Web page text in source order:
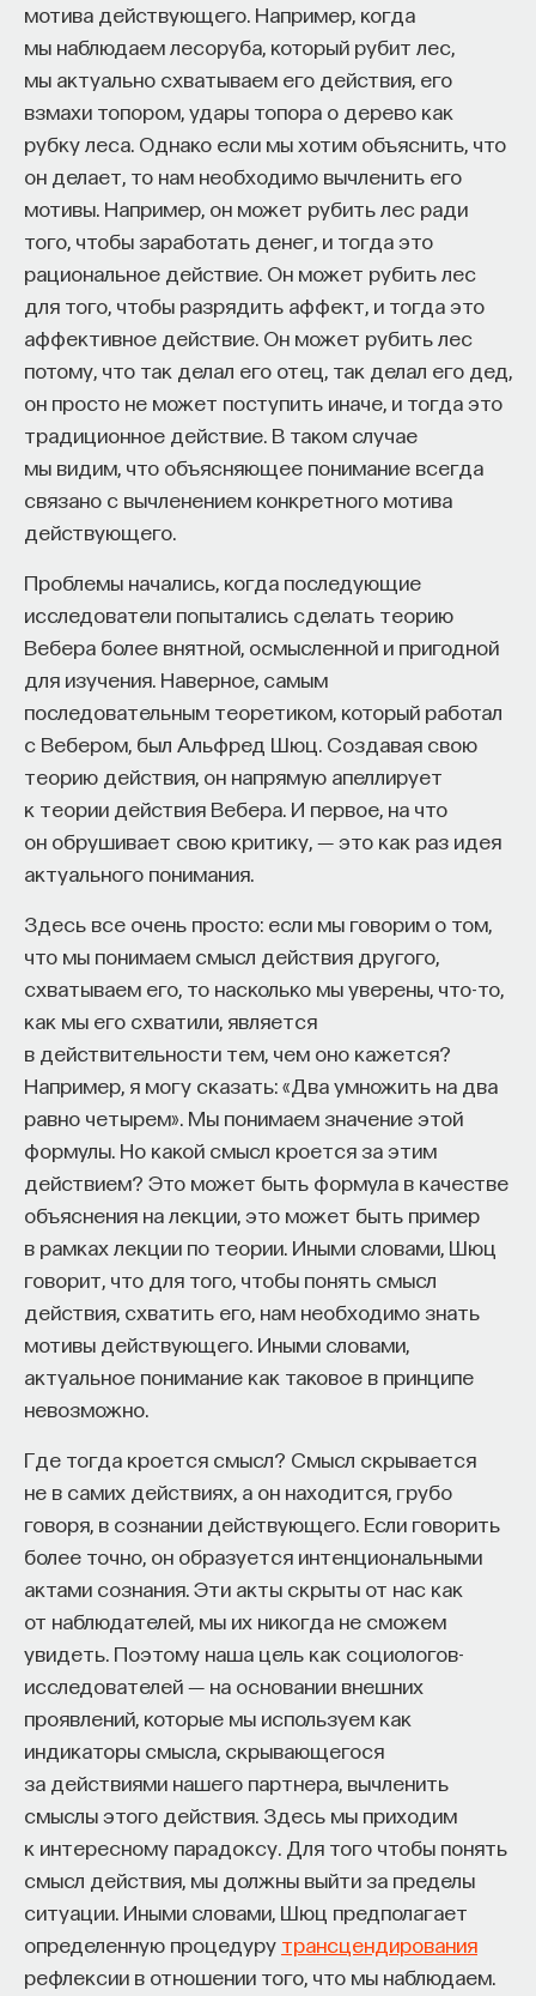
мотива действующего. Например, когда
мы наблюдаем лесоруба, который рубит лес,
мы актуально схватываем его действия, его
взмахи топором, удары топора о дерево как
рубку леса. Однако если мы хотим объяснить, что
он делает, то нам необходимо вычленить его
мотивы. Например, он может рубить лес ради
того, чтобы заработать денег, и тогда это
рациональное действие. Он может рубить лес
для того, чтобы разрядить аффект, и тогда это
аффективное действие. Он может рубить лес
потому, что так делал его отец, так делал его дед,
он просто не может поступить иначе, и тогда это
традиционное действие. В таком случае
мы видим, что объясняющее понимание всегда
связано с вычленением конкретного мотива
действующего.
Проблемы начались, когда последующие
исследователи попытались сделать теорию
Вебера более внятной, осмысленной и пригодной
для изучения. Наверное, самым
последовательным теоретиком, который работал
с Вебером, был Альфред Шюц. Создавая свою
теорию действия, он напрямую апеллирует
к теории действия Вебера. И первое, на что
он обрушивает свою критику, ― это как раз идея
актуального понимания.
Здесь все очень просто: если мы говорим о том,
что мы понимаем смысл действия другого,
схватываем его, то насколько мы уверены, что-то,
как мы его схватили, является
в действительности тем, чем оно кажется?
Например, я могу сказать: «Два умножить на два
равно четырем». Мы понимаем значение этой
формулы. Но какой смысл кроется за этим
действием? Это может быть формула в качестве
объяснения на лекции, это может быть пример
в рамках лекции по теории. Иными словами, Шюц
говорит, что для того, чтобы понять смысл
действия, схватить его, нам необходимо знать
мотивы действующего. Иными словами,
актуальное понимание как таковое в принципе
невозможно.
Где тогда кроется смысл? Смысл скрывается
не в самих действиях, а он находится, грубо
говоря, в сознании действующего. Если говорить
более точно, он образуется интенциональными
актами сознания. Эти акты скрыты от нас как
от наблюдателей, мы их никогда не сможем
увидеть. Поэтому наша цель как социологов-
исследователей ― на основании внешних
проявлений, которые мы используем как
индикаторы смысла, скрывающегося
за действиями нашего партнера, вычленить
смыслы этого действия. Здесь мы приходим
к интересному парадоксу. Для того чтобы понять
смысл действия, мы должны выйти за пределы
ситуации. Иными словами, Шюц предполагает
определенную процедуру трансцендирования
рефлексии в отношении того, что мы наблюдаем.
БИОЛОГИЯ
1298 публикаций
БИОЛОГИЯ МОЗГ НЕЙРОФИЗИОЛОГИЯ
ХИМИЯ МЕЖДУ НЕЙРОНАМИ
Химия между нейронами:
вещества, которые управляют
нами
СОХРАНИТЬ КУРС
Внеси свой вклад в дело
просвещения!
ПОДДЕРЖАТЬ ПОСТНАУКУ
РУБКА ПОСТНАУКИ СОЦИАЛЬНЫЕ НАУКИ
Внеси свой вклад в дело
просвещения!